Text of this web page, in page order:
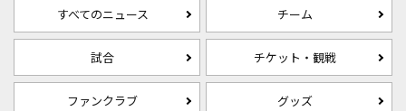
すべてのニュース チーム
試合 チケット・観戦
ファンクラブ グッズ